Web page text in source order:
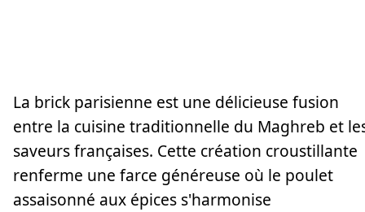
La brick parisienne est une délicieuse fusion
entre la cuisine traditionnelle du Maghreb et
saveurs françaises. Cette création croustillante
renferme une farce généreuse où le poulet
assaisonné aux épices s'harmonise